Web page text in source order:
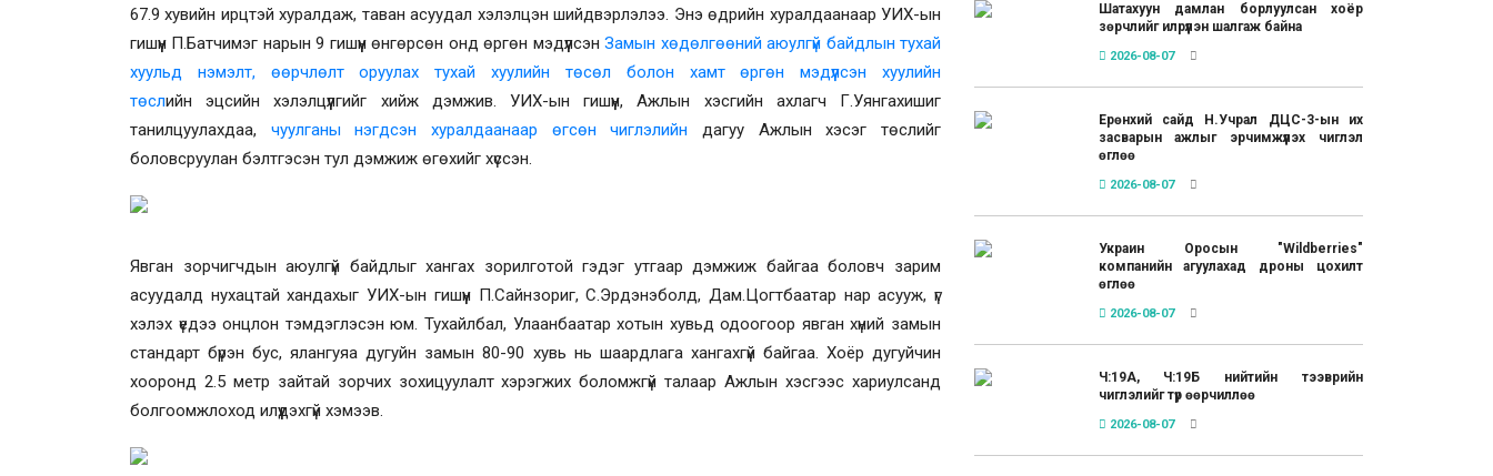
67.9хувийн ирцтэй хуралдаж, таван асуудал хэлэлцэн шийдвэрлэлээ. Энэ өдрийн хуралдаанаарУИХ-ын
гишүүн П.Батчимэг нарын 9 гишүүн өнгөрсөн онд өргөн мэдүүлсэнЗамын хөдөлгөөний аюулгүй байдлын тухай
хуульд нэмэлт, өөрчлөлт оруулах тухай хуулийн төсөл болон хамт өргөн мэдүүлсэн хуулийн
төслийн эцсийн хэлэлцүүлгийг хийж дэмжив. УИХ-ын гишүүн, Ажлын хэсгийн ахлагч Г.Уянгахишиг
танилцуулахдаа, чуулганы нэгдсэн хуралдаанаар өгсөн чиглэлийн дагуу Ажлын хэсэг төслийг
боловсруулан бэлтгэсэн тул дэмжиж өгөхийг хүссэн.
Явган зорчигчдын аюулгүй байдлыг хангах зорилготой гэдэг утгаар дэмжиж байгаа боловч зарим
асуудалд нухацтай хандахыг УИХ-ын гишүүн П.Сайнзориг, С.Эрдэнэболд, Дам.Цогтбаатар нар асууж, үг
хэлэх үедээ онцлон тэмдэглэсэн юм. Тухайлбал, Улаанбаатар хотын хувьд одоогоор явган хүний замын
стандарт бүрэн бус, ялангуяа дугуйн замын 80-90 хувь нь шаардлага хангахгүй байгаа. Хоёр дугуйчин
хооронд 2.5 метр зайтай зорчих зохицуулалт хэрэгжих боломжгүй талаар Ажлын хэсгээс хариулсанд
болгоомжлоход илүүдэхгүй хэмээв.
Шатахуун дамлан борлуулсан хоёр
зөрчлийг илрүүлэн шалгаж байна
2026-08-07
Ерөнхий сайд Н.Учрал ДЦС-3-ын их
засварын ажлыг эрчимжүүлэх чиглэл
өглөө
2026-08-07
Украин Оросын "Wildberries"
компанийн агуулахад дроны цохилт
өглөө
2026-08-07
Ч:19А, Ч:19Б нийтийн тээврийн
чиглэлийг түр өөрчиллөө
2026-08-07